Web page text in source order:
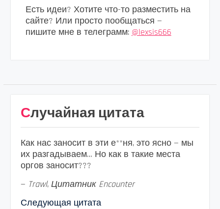
Есть идеи? Хотите что-то разместить на
сайте? Или просто пообщаться —
пишите мне в телеграмм: @lexsis666
Случайная цитата
Как нас заносит в эти е**ня, это ясно — мы
их разгадываем… Но как в такие места
оргов заносит???
— Trawl, Цитатник Encounter
Следующая цитата